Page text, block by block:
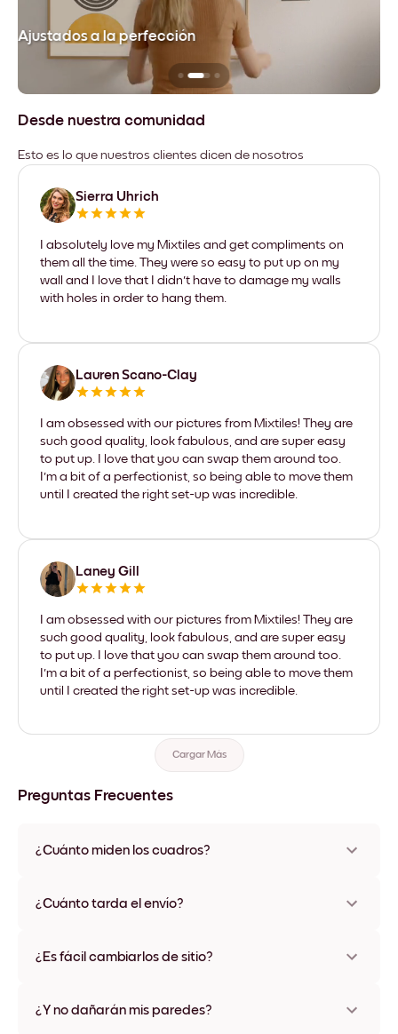
Ajustados a la perfección
Desde nuestra comunidad
Esto es lo que nuestros clientes dicen de nosotros
Sierra Uhrich
I absolutely love my Mixtiles and get compliments on
them all the time. They were so easy to put up on my
wall and I love that I didn't have to damage my walls
with holes in order to hang them.
Lauren Scano-Clay
I am obsessed with our pictures from Mixtiles! They are
such good quality, look fabulous, and are super easy
to put up. I love that you can swap them around too.
I'm a bit of a perfectionist, so being able to move them
until I created the right set-up was incredible.
Laney Gill
I am obsessed with our pictures from Mixtiles! They are
such good quality, look fabulous, and are super easy
to put up. I love that you can swap them around too.
I'm a bit of a perfectionist, so being able to move them
until I created the right set-up was incredible.
Cargar Más
Preguntas Frecuentes
¿Cuánto miden los cuadros?
varios materiales y colores de marco, incluidas opciones sin
¿Cuánto tarda el envío?
disponibles en algunos países. Te enviaremos un número de
¿Es fácil cambiarlos de sitio?
ningún daño
¿Y no dañarán mis paredes?